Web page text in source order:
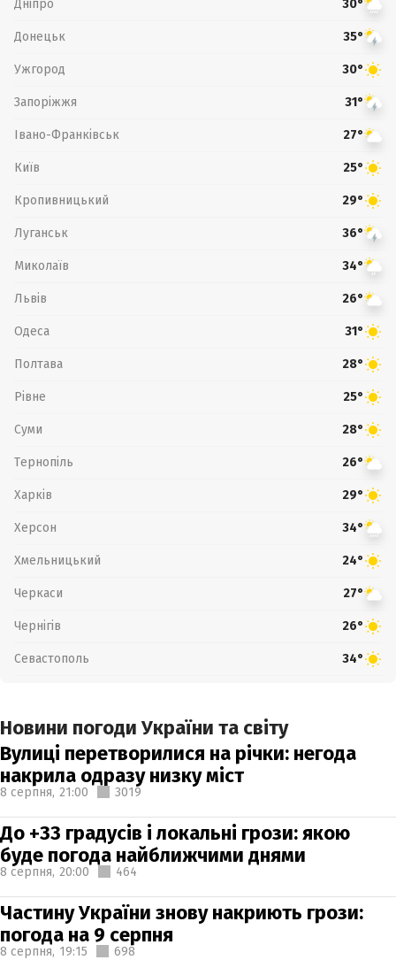
Дніпро 30°
Донецьк 35°
Ужгород 30°
Запоріжжя 31°
Івано-Франківськ 27°
Київ 25°
Кропивницький 29°
Луганськ 36°
Миколаїв 34°
Львів 26°
Одеса 31°
Полтава 28°
Рівне 25°
Суми 28°
Тернопіль 26°
Харків 29°
Херсон 34°
Хмельницький 24°
Черкаси 27°
Чернігів 26°
Севастополь 34°
Новини погоди України та світу
Вулиці перетворилися на річки: негода
накрила одразу низку міст
8 серпня, 21:00 3019
До +33 градусів і локальні грози: якою
буде погода найближчими днями
8 серпня, 20:00 464
Частину України знову накриють грози:
погода на 9 серпня
8 серпня, 19:15 698